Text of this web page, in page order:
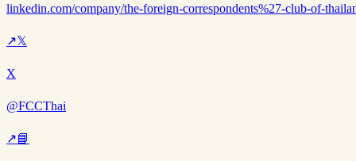
linkedin.com/company/the-foreign-correspondents%27-club-of-
↗𝕏
X
@FCCThai
↗📘